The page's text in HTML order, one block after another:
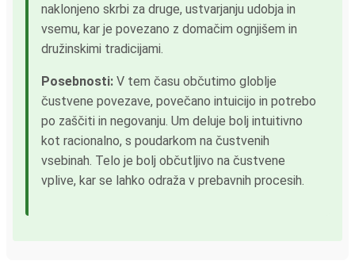
naklonjeno skrbi za druge, ustvarjanju udobja in
vsemu, kar je povezano z domačim ognjišem in
družinskimi tradicijami.
Posebnosti: V tem času občutimo globlje
čustvene povezave, povečano intuicijo in potrebo
po zaščiti in negovanju. Um deluje bolj intuitivno
kot racionalno, s poudarkom na čustvenih
vsebinah. Telo je bolj občutljivo na čustvene
vplive, kar se lahko odraža v prebavnih procesih.